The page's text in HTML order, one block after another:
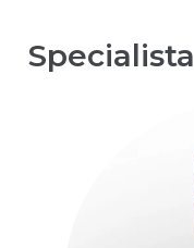
Specialista